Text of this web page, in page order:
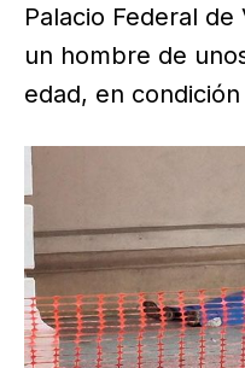
Palacio Federal
un hombre de
edad, en